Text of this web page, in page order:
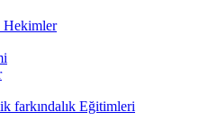
Hekimler
farkındalık Eğitimleri